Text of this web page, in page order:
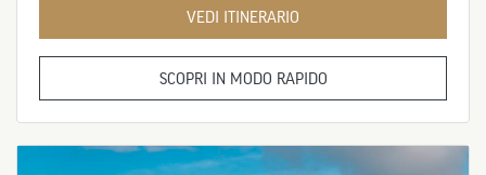
VEDI ITINERARIO
SCOPRI IN MODO RAPIDO